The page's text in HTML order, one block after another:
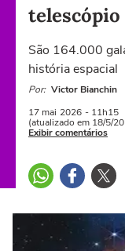
telescópio
São 164.000
história espacial
Por: Victor Bianchin
17 mai 2026 - 11h15
(atualizado em 18/5/
Exibir comentários